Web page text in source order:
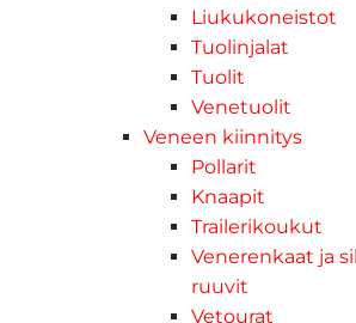
Liukukoneistot
Tuolinjalat
Tuolit
Venetuolit
Veneen kiinnitys
Pollarit
Knaapit
Trailerikoukut
Venerenkaat ja
ruuvit
Vetourat